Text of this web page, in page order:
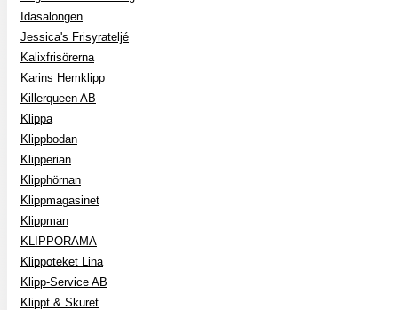
Idasalongen
Jessica's Frisyrateljé
Kalixfrisörerna
Karins Hemklipp
Killerqueen AB
Klippa
Klippbodan
Klipperian
Klipphörnan
Klippmagasinet
Klippman
KLIPPORAMA
Klippoteket Lina
Klipp-Service AB
Klippt & Skuret